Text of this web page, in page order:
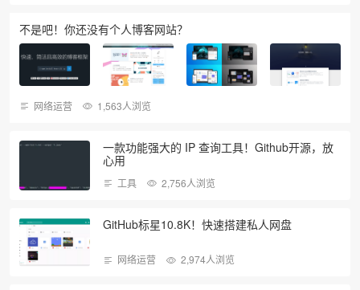
不是吧！你还没有个人博客网站？
网络运营 1,563人浏览
一款功能强大的 IP 查询工具！Github开源，放
心用
工具 2,756人浏览
GitHub标星10.8K！快速搭建私人网盘
网络运营 2,974人浏览